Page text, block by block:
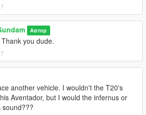
Автор
Thank you dude.
another vehicle. I wouldn't the T20's
Aventador, but I would the infernus or